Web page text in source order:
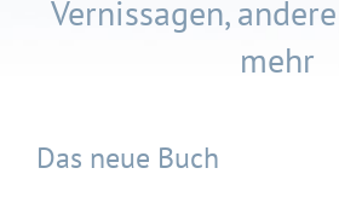
Vernissagen,
mehr
Das neue Buch